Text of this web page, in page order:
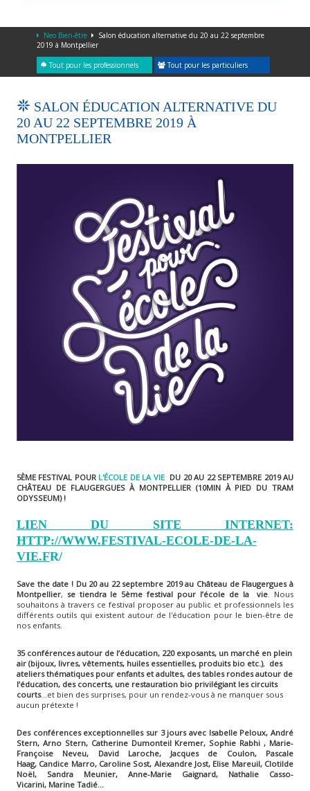
Neo Bien-être
Salon éducation alternative du 20 au 22 septembre
2019 à Montpellier
Tout pour les professionnels Tout pour les particuliers
SALON ÉDUCATION ALTERNATIVE DU
20 AU 22 SEPTEMBRE 2019 À
MONTPELLIER
5ÈME FESTIVAL POUR L'ÉCOLE DE LA VIE DU 20 AU 22 SEPTEMBRE 2019 AU
CHÂTEAU DE FLAUGERGUES À MONTPELLIER (10MIN À PIED DU TRAM
ODYSSEUM) !
LIEN DU SITE INTERNET:
HTTP://WWW.FESTIVAL-ECOLE-DE-LA-
VIE.FR/
Save the date ! Du 20 au 22 septembre 2019 au Château de Flaugergues à
Montpellier, se tiendra le 5ème festival pour l’école de la vie. Nous
souhaitons à travers ce festival proposer au public et professionnels les
différents outils qui existent autour de l'éducation pour le bien-être de
nos enfants.
35 conférences autour de l’éducation, 220 exposants, un marché en plein
air (bijoux, livres, vêtements, huiles essentielles, produits bio etc.), des
ateliers thématiques pour enfants et adultes, des tables rondes autour de
l’éducation, des concerts, une restauration bio privilégiant les circuits
courts…et bien des surprises, pour un rendez-vous à ne manquer sous
aucun prétexte !
Des conférences exceptionnelles sur 3 jours avec Isabelle Peloux, André
Stern, Arno Stern, Catherine Dumonteil Kremer, Sophie Rabhi , Marie-
Françoise Neveu, David Laroche, Jacques de Coulon, Pascale
Haag, Candice Marro, Caroline Sost, Alexandre Jost, Elise Mareuil, Clotilde
Noël, Sandra Meunier, Anne-Marie Gaignard, Nathalie Casso-
Vicarini, Marine Tadié...